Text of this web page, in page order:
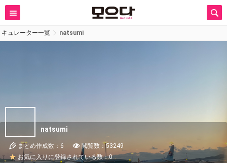
キュレーター一覧 natsumi
natsumi
まとめ作成数：6
閲覧数：53249
お気に入りに登録されている数：0